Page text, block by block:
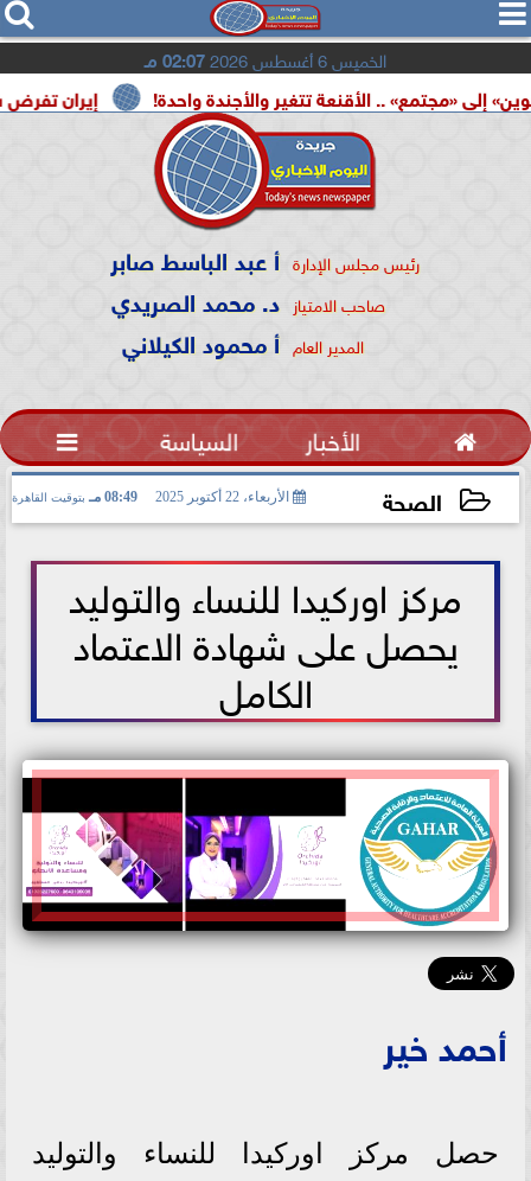
  
الخميس 6 أغسطس 2026 02:07 مـ
إيران تفرض .. الأقنعة تتغير والأجندة واحدة!
رئيس مجلس الإدارة أ عبد الباسط صابر
صاحب الامتياز د. محمد الصريدي
المدير العام أ محمود الكيلاني
 الأخبار السياسة 
الصحة الأربعاء، 22 أكتوبر 2025 08:49 مـ بتوقيت القاهرة
مركز اوركيدا للنساء والتوليد
يحصل على شهادة الاعتماد
الكامل
أحمد خير
حصل مركز اوركيدا للنساء والتوليد